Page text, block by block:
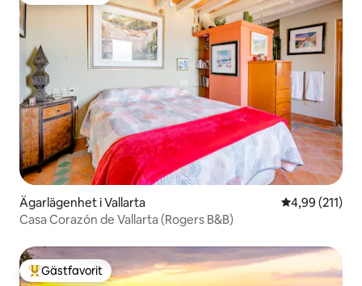
Ägarlägenhet i Vallarta 4,99 av 5 i
4,99 (211)
Casa Corazón de Vallarta (Rogers B&B)
Populär gästfavorit
Gästfavorit